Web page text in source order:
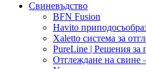
Свиневъдство
BFN Fusion
Havito
Xaletto система за
PureLine | Решения за
Отглеждане на свине